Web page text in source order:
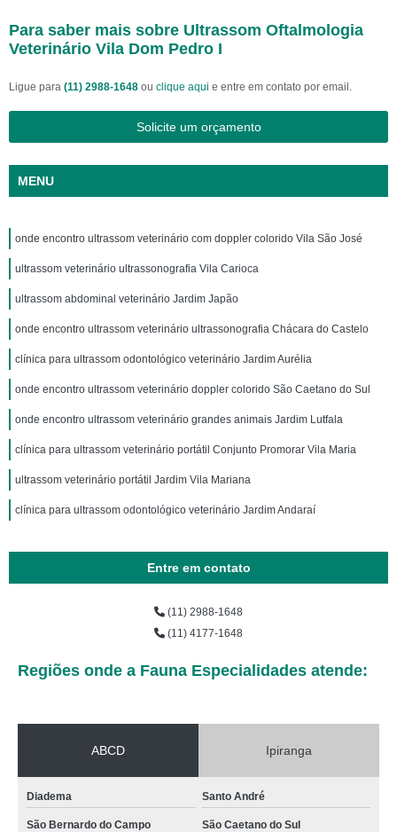
Para saber mais sobre Ultrassom Oftalmologia
Veterinário Vila Dom Pedro I
Ligue para (11) 2988-1648 ou clique aqui e entre em contato por email.
Solicite um orçamento
MENU
onde encontro ultrassom veterinário com doppler colorido Vila São José
ultrassom veterinário ultrassonografia Vila Carioca
ultrassom abdominal veterinário Jardim Japão
onde encontro ultrassom veterinário ultrassonografia Chácara do Castelo
clínica para ultrassom odontológico veterinário Jardim Aurélia
onde encontro ultrassom veterinário doppler colorido São Caetano do Sul
onde encontro ultrassom veterinário grandes animais Jardim Lutfala
clínica para ultrassom veterinário portátil Conjunto Promorar Vila Maria
ultrassom veterinário portátil Jardim Vila Mariana
clínica para ultrassom odontológico veterinário Jardim Andaraí
Entre em contato
(11) 2988-1648
(11) 4177-1648
Regiões onde a Fauna Especialidades atende:
ABCD Ipiranga
Diadema Santo André
São Bernardo do Campo
São Caetano do Sul